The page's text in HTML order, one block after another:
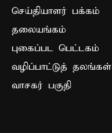
செய்தியாளர் பக்கம்
தலையங்கம்
புகைப்பட பெட்டகம்
வழிப்பாட்டுத் தலங்கள்
வாசகர் பகுதி